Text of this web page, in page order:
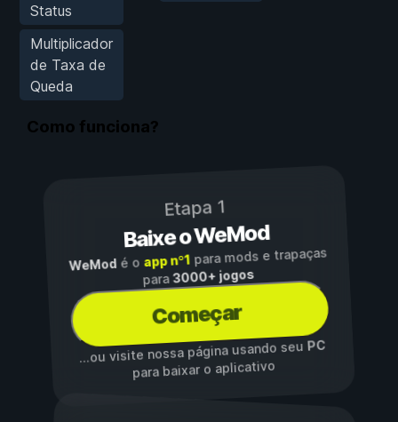
Status
Multiplicador
de Taxa de
Queda
Como funciona?
Etapa 1
Baixe o WeMod
WeModé o app nº1para mods e trapaças
para3000+ jogos
Começar
...ou visite nossa página usando seuPC
para baixar o aplicativo